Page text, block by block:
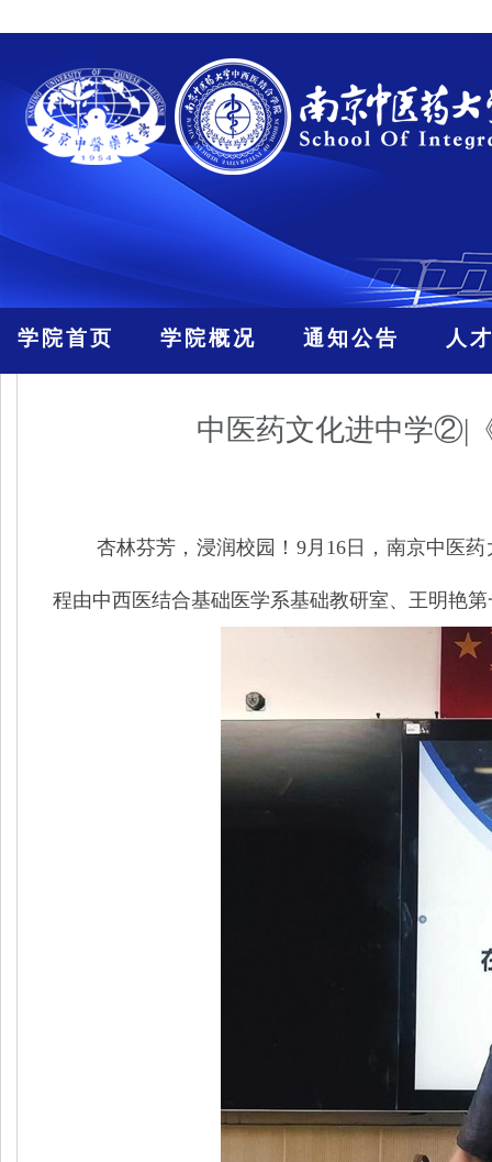
学院首页 学院概况 通知公告 人
中医药文化进中学②|
杏林芬芳，浸润校园！ 9月16日，南京中医
程由中西医结合基础医学系基础教研室、王明艳